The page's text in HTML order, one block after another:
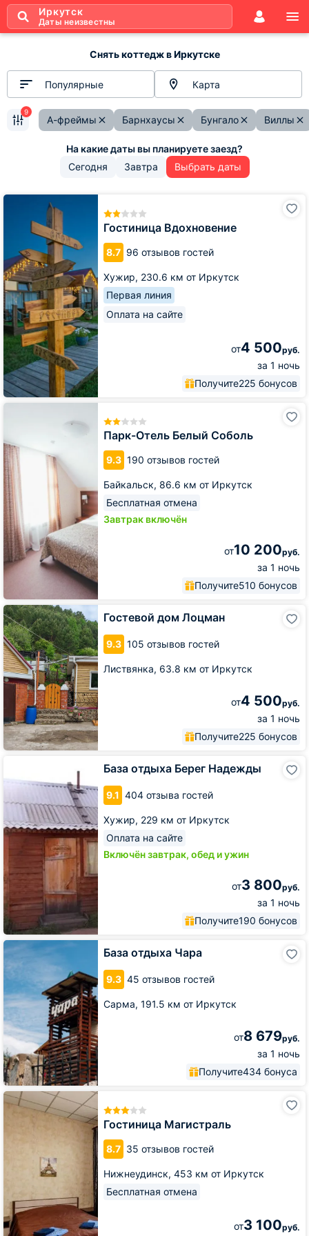
Иркутск
Даты неизвестны
Снять коттедж в Иркутске
Популярные Карта
А-фреймы Барнхаусы Бунгало Виллы
9
Сегодня Завтра Выбрать даты
Гостиница Вдохновение
8.7 96 отзывов гостей
Хужир, 230.6 км от Иркутск
Первая линия
Оплата на сайте
от4 500руб.
за 1 ночь
Получите225 бонусов
Гостиница
Вдохновение
Парк-Отель Белый Соболь
9.3 190 отзывов гостей
Байкальск, 86.6 км от Иркутск
Бесплатная отмена
Завтрак включён
от10 200руб.
за 1 ночь
Получите510 бонусов
Парк-
Соболь
Гостевой дом Лоцман
9.3 105 отзывов гостей
Листвянка, 63.8 км от Иркутск
от4 500руб.
за 1 ночь
Получите225 бонусов
Гостевой
дом
Лоцман
База отдыха Берег Надежды
9.1 404 отзыва гостей
Хужир, 229 км от Иркутск
Оплата на сайте
Включён завтрак, обед и ужин
от3 800руб.
за 1 ночь
Получите190 бонусов
База отдыха Чара
9.3 45 отзывов гостей
Сарма, 191.5 км от Иркутск
от8 679руб.
за 1 ночь
Получите434 бонуса
База
отдыха
Чара
Гостиница Магистраль
8.7 35 отзывов гостей
Нижнеудинск, 453 км от Иркутск
Бесплатная отмена
от3 100руб.
Гостиница
Магистраль